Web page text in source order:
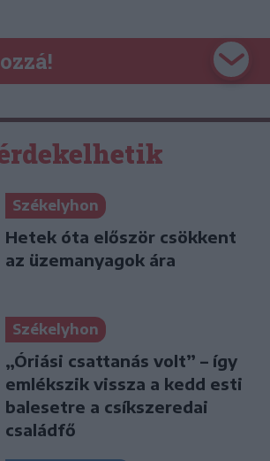
Székelyhon
Hetek óta először csökkent
az üzemanyagok ára
Székelyhon
„Óriási csattanás volt” – így
emlékszik vissza a kedd esti
balesetre a csíkszeredai
családfő